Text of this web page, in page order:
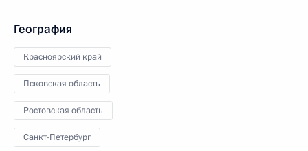
География
Красноярский край
Псковская область
Ростовская область
Санкт-Петербург